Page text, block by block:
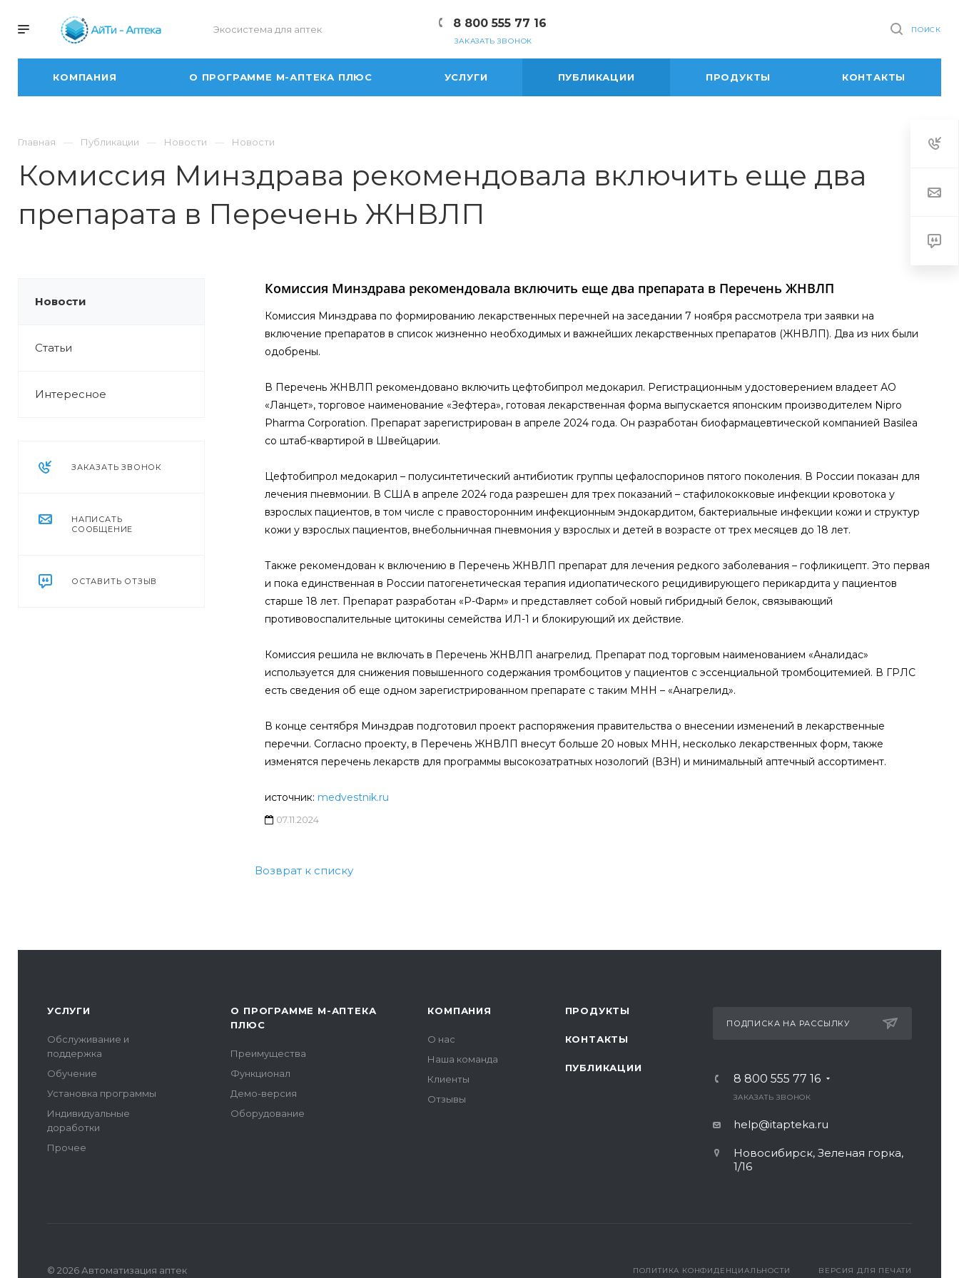
Экосистема для аптек 8 800 555 77 16
ЗАКАЗАТЬ ЗВОНОК
ПОИСК
КОМПАНИЯ О ПРОГРАММЕ М-АПТЕКА ПЛЮС УСЛУГИ ПУБЛИКАЦИИ ПРОДУКТЫ КОНТАКТЫ
Главная Публикации Новости Новости
Комиссия Минздрава рекомендовала включить еще два
препарата в Перечень ЖНВЛП
Новости
Статьи
Интересное
ЗАКАЗАТЬ ЗВОНОК
НАПИСАТЬ
СООБЩЕНИЕ
ОСТАВИТЬ ОТЗЫВ
Комиссия Минздрава рекомендовала включить еще два препарата в Перечень ЖНВЛП
Комиссия Минздрава по формированию лекарственных перечней на заседании 7 ноября рассмотрела три заявки на
включение препаратов в список жизненно необходимых и важнейших лекарственных препаратов (ЖНВЛП). Два из них были
одобрены.
В Перечень ЖНВЛП рекомендовано включить цефтобипрол медокарил. Регистрационным удостоверением владеет АО
«Ланцет», торговое наименование «Зефтера», готовая лекарственная форма выпускается японским производителем Nipro
Pharma Corporation. Препарат зарегистрирован в апреле 2024 года. Он разработан биофармацевтической компанией Basilea
со штаб-квартирой в Швейцарии.
Цефтобипрол медокарил – полусинтетический антибиотик группы цефалоспоринов пятого поколения. В России показан для
лечения пневмонии. В США в апреле 2024 года разрешен для трех показаний – стафилококковые инфекции кровотока у
взрослых пациентов, в том числе с правосторонним инфекционным эндокардитом, бактериальные инфекции кожи и структур
кожи у взрослых пациентов, внебольничная пневмония у взрослых и детей в возрасте от трех месяцев до 18 лет.
Также рекомендован к включению в Перечень ЖНВЛП препарат для лечения редкого заболевания – гофликицепт. Это первая
и пока единственная в России патогенетическая терапия идиопатического рецидивирующего перикардита у пациентов
старше 18 лет. Препарат разработан «Р-Фарм» и представляет собой новый гибридный белок, связывающий
противовоспалительные цитокины семейства ИЛ-1 и блокирующий их действие.
Комиссия решила не включать в Перечень ЖНВЛП анагрелид. Препарат под торговым наименованием «Аналидас»
используется для снижения повышенного содержания тромбоцитов у пациентов с эссенциальной тромбоцитемией. В ГРЛС
есть сведения об еще одном зарегистрированном препарате с таким МНН – «Анагрелид».
В конце сентября Минздрав подготовил проект распоряжения правительства о внесении изменений в лекарственные
перечни. Согласно проекту, в Перечень ЖНВЛП внесут больше 20 новых МНН, несколько лекарственных форм, также
изменятся перечень лекарств для программы высокозатратных нозологий (ВЗН) и минимальный аптечный ассортимент.
источник: medvestnik.ru
07.11.2024
Возврат к списку
УСЛУГИ
Обслуживание и
поддержка
Обучение
Установка программы
Индивидуальные
доработки
Прочее
О ПРОГРАММЕ М-АПТЕКА
ПЛЮС
Преимущества
Функционал
Демо-версия
Оборудование
КОМПАНИЯ
О нас
Наша команда
Клиенты
Отзывы
ПРОДУКТЫ
КОНТАКТЫ
ПУБЛИКАЦИИ
ПОДПИСКА НА РАССЫЛКУ
8 800 555 77 16
ЗАКАЗАТЬ ЗВОНОК
help@itapteka.ru
Новосибирск, Зеленая горка,
1/16
ВЕРСИЯ ДЛЯ ПЕЧАТИ
ПОЛИТИКА КОНФИДЕНЦИАЛЬНОСТИ
© 2026 Автоматизация аптек